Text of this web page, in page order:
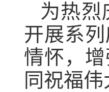
为热烈
开展系
情怀，
同祝福